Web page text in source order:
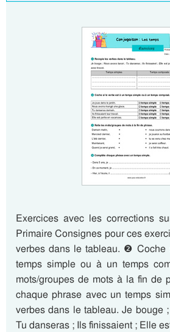
Exercices avec les corrections
Primaire Consignes pour ces
verbes dans le tableau. ❷
temps simple ou à un temps
mots/groupes de mots à la fin de
chaque phrase avec un temps
verbes dans le tableau. Je bouge
Tu danseras ; Ils finissaient ; Elle